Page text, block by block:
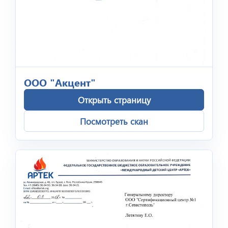
ООО "Акцент"
Открыть страницу
Посмотреть скан